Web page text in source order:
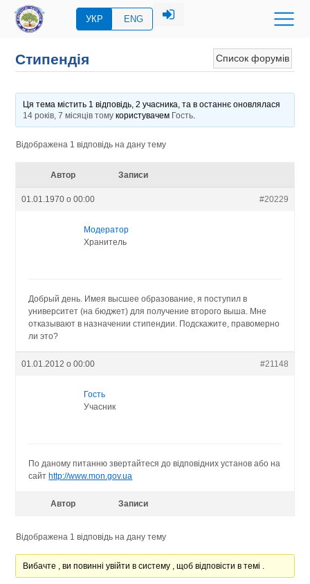
УКР ENG
Список форумів
Стипендія
Ця тема містить 1 відповідь, 2 учасника, та в останнє оновлялася
14 років, 7 місяців томукористувачем Гость.
Відображена 1 відповідь на дану тему
Автор Записи
01.01.1970 о 00:00 #20229
Модератор
Хранитель
Добрый день. Имея высшее образование, я поступил в
университет (на бюджет) для получение второго выша. Мне
отказывают в назначении стипендии. Подскажите, правомерно
ли это?
01.01.2012 о 00:00 #21148
Гость
Учасник
По даному питанню звертайтеся до відповідних установ або на
сайт http://www.mon.gov.ua
Автор Записи
Відображена 1 відповідь на дану тему
Вибачте , ви повинні увійти в систему , щоб відповісти в темі .